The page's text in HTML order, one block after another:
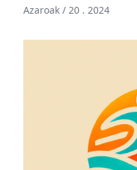
Azaroak / 20 . 2024